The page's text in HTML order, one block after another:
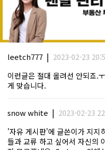
leetch777 | 2023-02-23
이런글은 절대 올려선 안되죠.
게 맞습니다.
snow white | 2023-02-23
'자유 게시판'에 글쓴이가 지지
들과 교류 하고 싶어서 자신의